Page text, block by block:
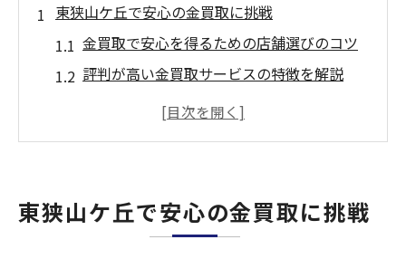
東狭山ケ丘で安心の金買取に挑戦
金買取で安心を得るための店舗選びのコツ
評判が高い金買取サービスの特徴を解説
金買取で失敗しないための初歩知識を伝授
無料査定で金買取の価値を確認しよう
金買取の無料査定を上手に活用する方法
東狭山ケ丘で安心の金買取に挑戦